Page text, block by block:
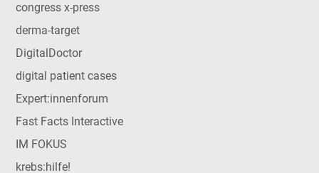
congress x-press
derma-target
DigitalDoctor
digital patient cases
Expert:innenforum
Fast Facts Interactive
IM FOKUS
krebs:hilfe!